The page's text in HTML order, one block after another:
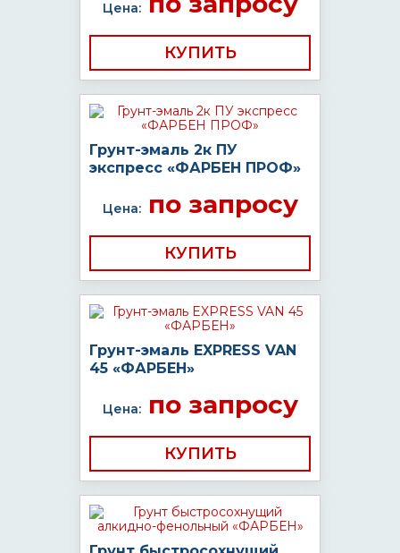
Цена:
КУПИТЬ
Грунт-эмаль 2к ПУ
экспресс «ФАРБЕН ПРОФ»
Цена:по запросу
КУПИТЬ
Грунт-эмаль EXPRESS VAN
45 «ФАРБЕН»
Цена:по запросу
КУПИТЬ